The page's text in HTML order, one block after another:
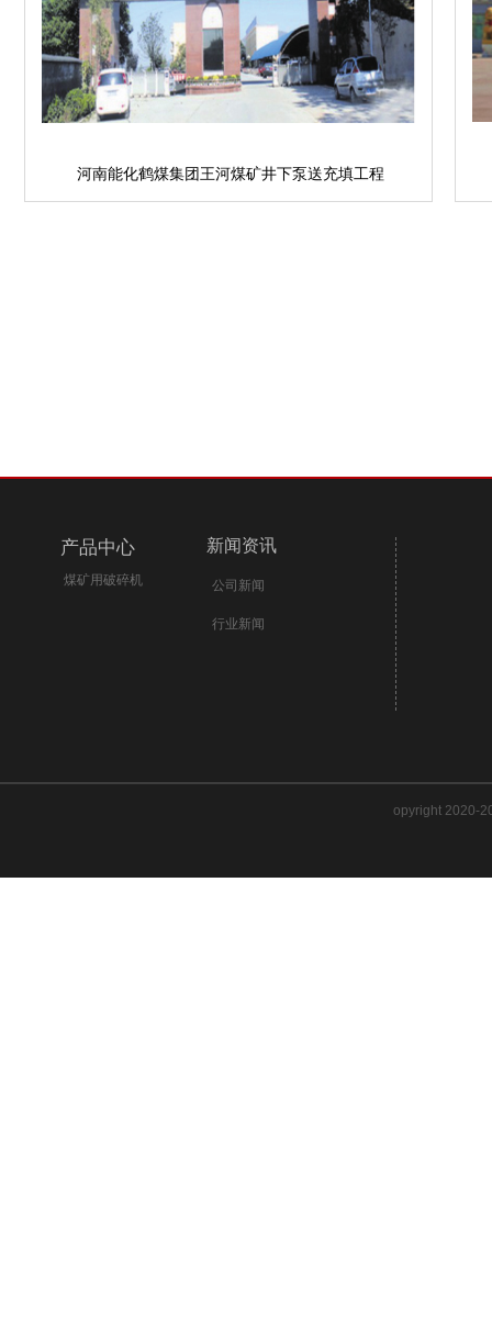
河南能化鹤煤集团王河煤矿井下泵送充填工程
opyright 2020-
产品中心 新闻资讯
煤矿用破碎机 公司新闻
行业新闻